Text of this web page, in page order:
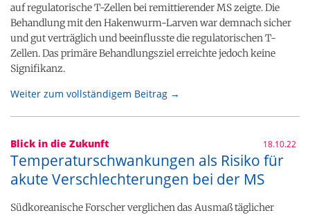
auf regulatorische T-Zellen bei remittierender MS zeigte. Die
Behandlung mit den Hakenwurm-Larven war demnach sicher
und gut verträglich und beeinflusste die regulatorischen T-
Zellen. Das primäre Behandlungsziel erreichte jedoch keine
Signifikanz.
Weiter zum vollständigem Beitrag →
Blick in die Zukunft 18.10.22
Temperaturschwankungen als Risiko für
akute Verschlechterungen bei der MS
Südkoreanische Forscher verglichen das Ausmaß täglicher